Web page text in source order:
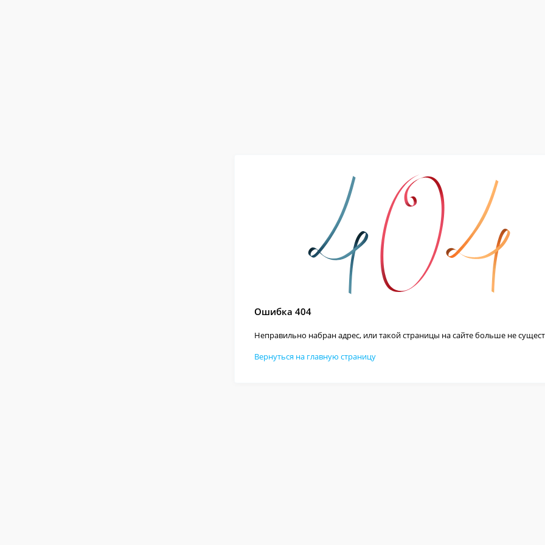
Ошибка 404
Неправильно набран адрес, или такой страницы на сайте больше не
Вернуться на главную страницу